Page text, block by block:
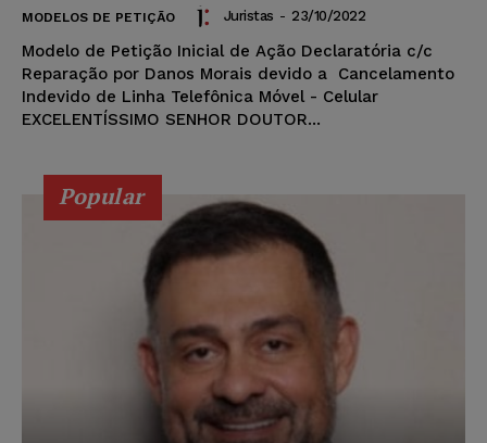
MODELOS DE PETIÇÃO Juristas - 23/10/2022
Modelo de Petição Inicial de Ação Declaratória c/c
Reparação por Danos Morais devido a Cancelamento
Indevido de Linha Telefônica Móvel - Celular
EXCELENTÍSSIMO SENHOR DOUTOR...
Popular